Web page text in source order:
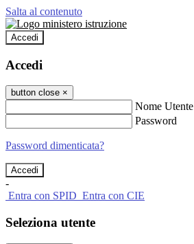
Salta al contenuto
Accedi
Accedi
button close ×
Nome Utente
Password
Password dimenticata?
-
Entra con SPID Entra con CIE
Seleziona utente